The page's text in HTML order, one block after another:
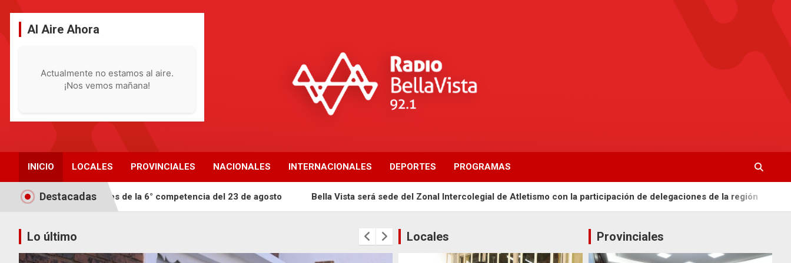
contenidoAl Aire Ahora
Actualmente no estamos al aire.
¡Nos vemos mañana!
INICIO LOCALES PROVINCIALES NACIONALES INTERNACIONALES DEPORTES PROGRAMAS
Destacadas
Toropí antes de la 6° competencia del 23 de agosto Bella Vista será sede del Zonal Intercolegial de Atletismo con la participación de delegaciones de la región Bella
Lo último Locales Provinciales